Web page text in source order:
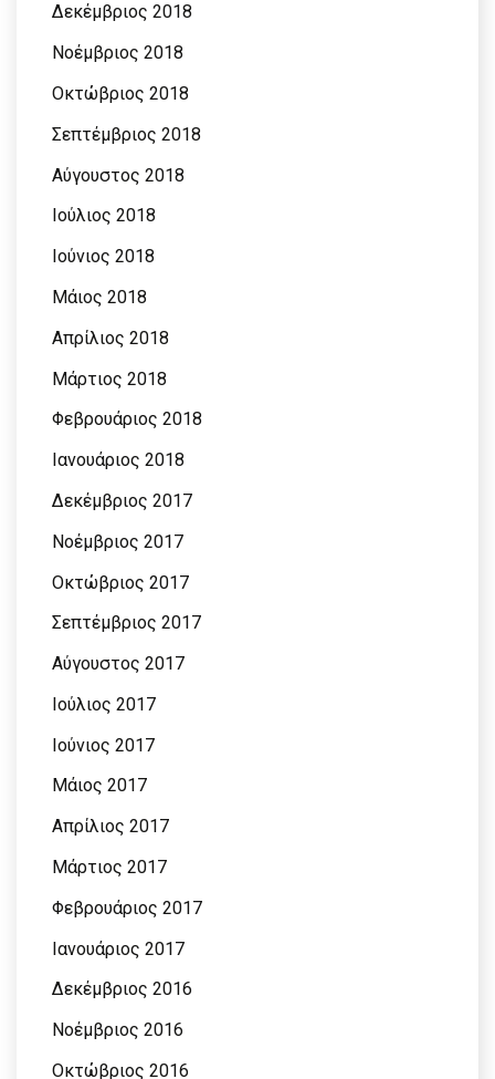
Δεκέμβριος 2018
Νοέμβριος 2018
Οκτώβριος 2018
Σεπτέμβριος 2018
Αύγουστος 2018
Ιούλιος 2018
Ιούνιος 2018
Μάιος 2018
Απρίλιος 2018
Μάρτιος 2018
Φεβρουάριος 2018
Ιανουάριος 2018
Δεκέμβριος 2017
Νοέμβριος 2017
Οκτώβριος 2017
Σεπτέμβριος 2017
Αύγουστος 2017
Ιούλιος 2017
Ιούνιος 2017
Μάιος 2017
Απρίλιος 2017
Μάρτιος 2017
Φεβρουάριος 2017
Ιανουάριος 2017
Δεκέμβριος 2016
Νοέμβριος 2016
Οκτώβριος 2016